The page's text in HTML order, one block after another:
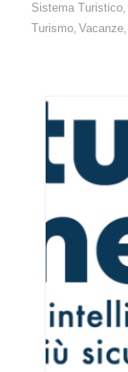
Sistema Turistico,
Turismo, Vacanze,